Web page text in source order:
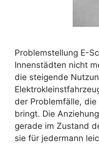
Problemstellung E-
Innenstädten nicht
die steigende
der Problemfälle,
bringt. Die
gerade im Zustand
sie für jedermann